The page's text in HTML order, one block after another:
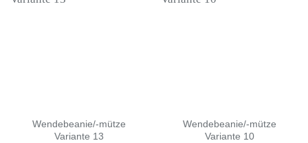
Wendebeanie/-mütze
Variante 13
Wendebeanie/-mütze
Variante 10